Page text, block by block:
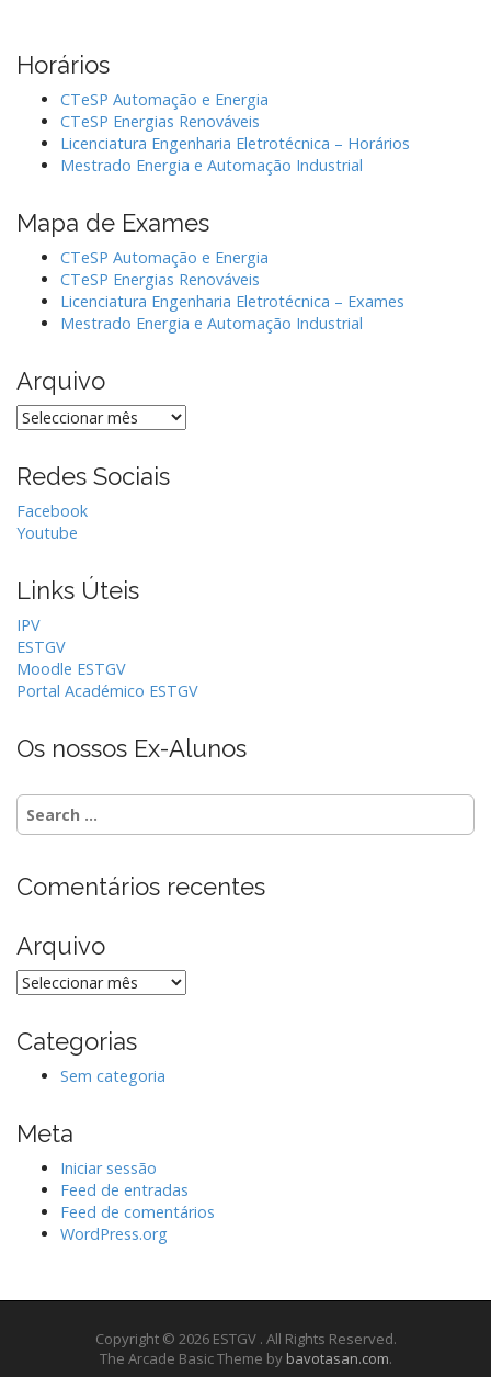
Horários
CTeSP Automação e Energia
CTeSP Energias Renováveis
Licenciatura Engenharia Eletrotécnica – Horários
Mestrado Energia e Automação Industrial
Mapa de Exames
CTeSP Automação e Energia
CTeSP Energias Renováveis
Licenciatura Engenharia Eletrotécnica – Exames
Mestrado Energia e Automação Industrial
Arquivo
Arquivo
Redes Sociais
Facebook
Youtube
Links Úteis
IPV
ESTGV
Moodle ESTGV
Portal Académico ESTGV
Os nossos Ex-Alunos
S
e
c
f
o
:
Comentários recentes
Arquivo
Arquivo
Categorias
Sem categoria
Meta
Iniciar sessão
Feed de entradas
Feed de comentários
WordPress.org
Copyright © 2026 ESTGV . All Rights Reserved.
The Arcade Basic Theme by bavotasan.com.